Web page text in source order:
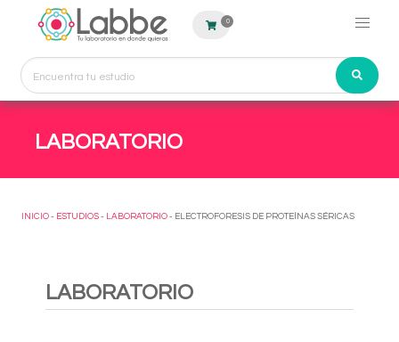
0
LABORATORIO
INICIO - ESTUDIOS - LABORATORIO - ELECTROFORESIS DE PROTEÍNAS SÉRICAS
LABORATORIO